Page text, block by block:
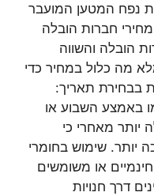
נפח המטען המועבר
חברות הובלה
הובלה והשווה
מה כלול במחיר כדי
בבחירת תאריך:
באמצע השבוע או
יותר מאחרי כי
יותר. שימוש בחומרי
או משומשים
דרך חנויות